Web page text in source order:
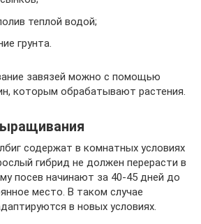
теплой водой;
грунта.
завязей можно с помощью
которым обрабатывают растения.
содержат в комнатных условиях
гибрид не должен перерасти в
посев начинают за 40-45 дней до
место. В таком случае
в новых условиях.